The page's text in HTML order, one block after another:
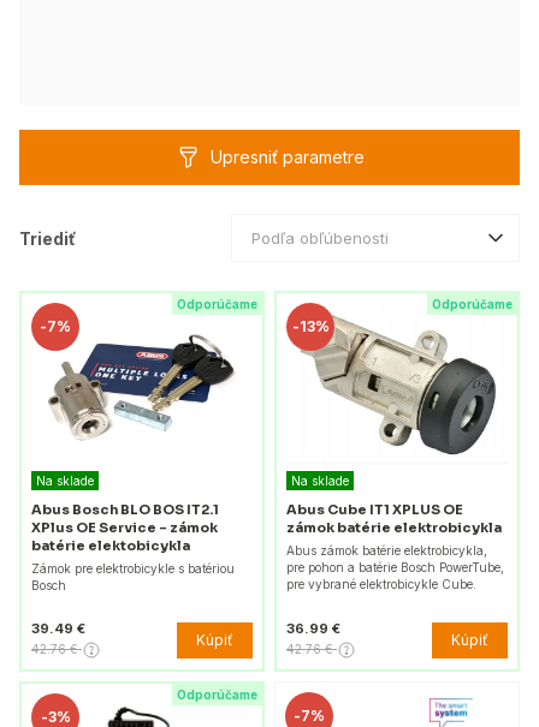
Upresniť parametre
Triediť Podľa obľúbenosti
Odporúčame
-7%
Na sklade
Abus Bosch BLO BOS IT2.1
XPlus OE Service - zámok
batérie elektobicykla
Zámok pre elektrobicykle s batériou
Bosch
39.49 €
42.76 € Kúpiť
Odporúčame
-13%
Na sklade
Abus Cube IT1 XPLUS OE
zámok batérie elektrobicykla
Abus zámok batérie elektrobicykla,
pre pohon a batérie Bosch PowerTube,
pre vybrané elektrobicykle Cube.
36.99 €
42.76 € Kúpiť
Odporúčame
-3% -7%